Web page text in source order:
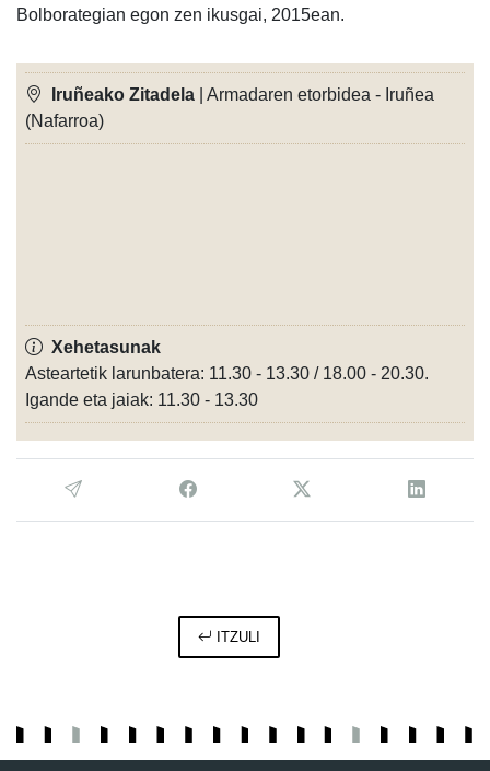
Bolborategian egon zen ikusgai, 2015ean.
Iruñeako Zitadela | Armadaren etorbidea - Iruñea
(Nafarroa)
Xehetasunak
Asteartetik larunbatera: 11.30 - 13.30 / 18.00 - 20.30.
Igande eta jaiak: 11.30 - 13.30
ITZULI